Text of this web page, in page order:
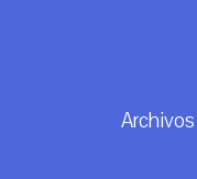
Archivos